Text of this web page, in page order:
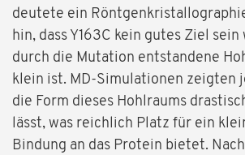
deutete ein
hin, dass Y163C kein gutes Ziel
durch die Mutation entstandene
klein ist. MD-Simulationen zeigten
die Form dieses Hohlraums
lässt, was reichlich Platz für ein
Bindung an das Protein bietet.